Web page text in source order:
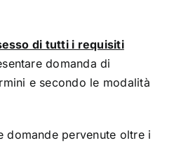
di tutti i requisiti
domanda di
e secondo le modalità
domande pervenute oltre i